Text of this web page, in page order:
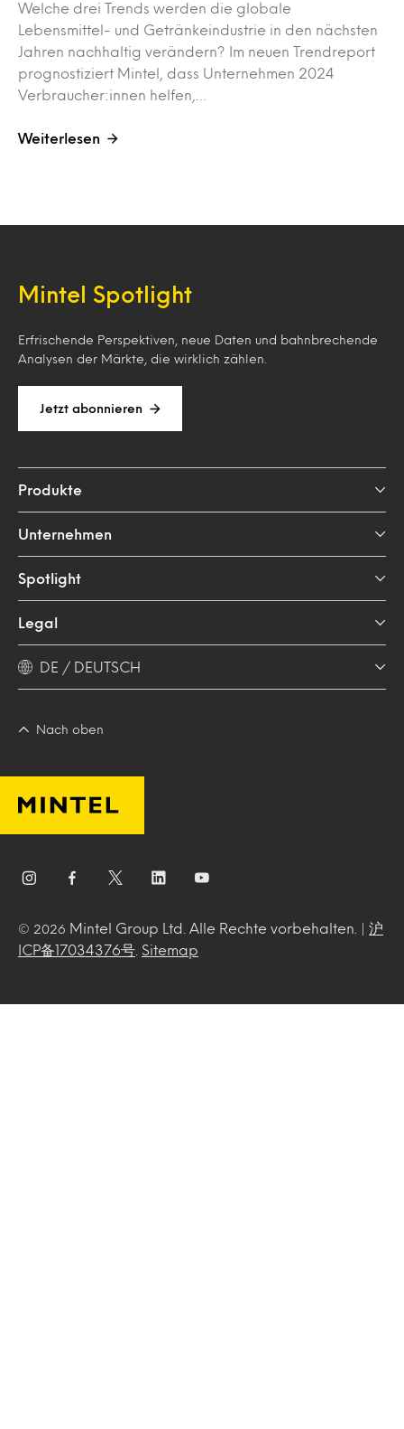
Welche drei Trends werden die globale
Lebensmittel- und Getränkeindustrie in den nächsten
Jahren nachhaltig verändern? Im neuen Trendreport
prognostiziert Mintel, dass Unternehmen 2024
Verbraucher:innen helfen,…
Weiterlesen
Mintel Spotlight
Erfrischende Perspektiven, neue Daten und bahnbrechende
Analysen der Märkte, die wirklich zählen.
Jetzt abonnieren
Produkte
Unternehmen
Spotlight
Legal
DE / DEUTSCH
Nach oben
© 2026 Mintel Group Ltd. Alle Rechte vorbehalten. | 沪
ICP备17034376号
Sitemap